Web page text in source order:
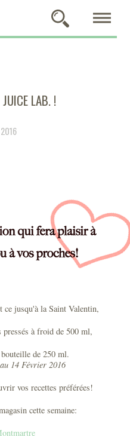
LAB. !
jusqu'à la Saint Valentin,
pressés à froid de 500 ml,
de 250 ml.
14 Février 2016
vos recettes préférées!
cette semaine: